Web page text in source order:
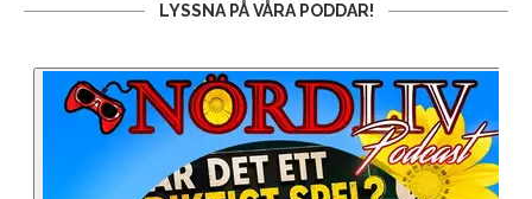
LYSSNA PÅ VÅRA PODDAR!